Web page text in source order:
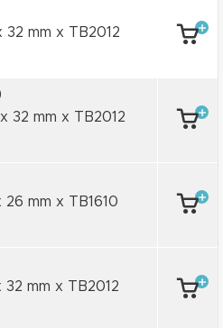
32 mm x TB2012
x 32 mm x TB2012
26 mm x TB1610
32 mm x TB2012